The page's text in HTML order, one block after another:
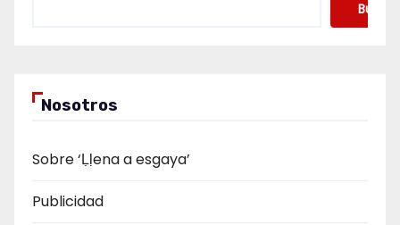
Buscar
Nosotros
Sobre ‘Ḷḷena a esgaya’
Publicidad